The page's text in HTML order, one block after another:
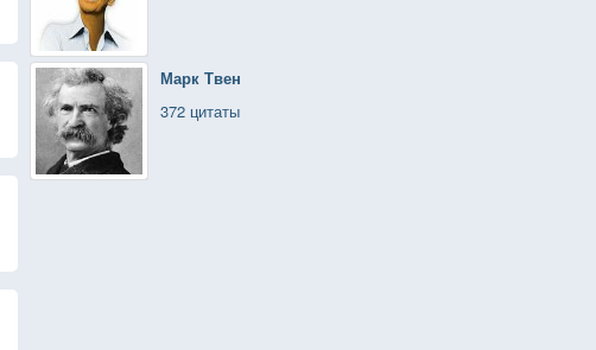
Марк Твен
372 цитаты